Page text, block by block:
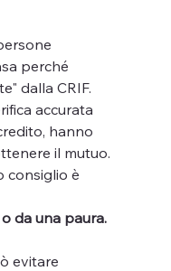
perché
dalla CRIF.
accurata
hanno
il mutuo.
consiglio è
da una paura.
evitare